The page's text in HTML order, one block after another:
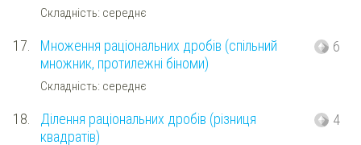
Складність: середнє
17.
Множення раціональних дробів (спільний
множник, протилежні біноми)
Складність: середнє
6
18.
Ділення раціональних дробів (різниця
квадратів)
4